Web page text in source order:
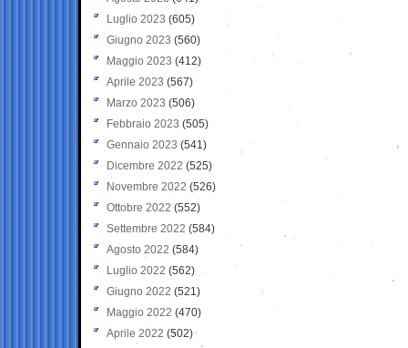
Luglio 2023 (605)
Giugno 2023 (560)
Maggio 2023 (412)
Aprile 2023 (567)
Marzo 2023 (506)
Febbraio 2023 (505)
Gennaio 2023 (541)
Dicembre 2022 (525)
Novembre 2022 (526)
Ottobre 2022 (552)
Settembre 2022 (584)
Agosto 2022 (584)
Luglio 2022 (562)
Giugno 2022 (521)
Maggio 2022 (470)
Aprile 2022 (502)